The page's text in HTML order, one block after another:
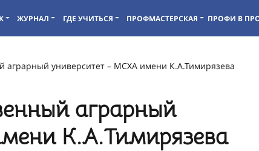
ЖУРНАЛ ГДЕ УЧИТЬСЯ ПРОФМАСТЕРСКАЯ ПРОФИ В
аграрный университет – МСХА имени К.А.Тимирязева
аграрный
К.А.Тимирязева